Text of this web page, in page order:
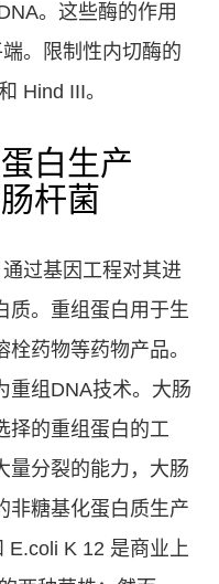
。这些酶的作用
。限制性内切酶的
Hind III。
白生产
杆菌
过基因工程对其进
质。重组蛋白用于生
药物等药物产品。
重组DNA技术。大肠
择的重组蛋白的工
量分裂的能力，大肠
非糖基化蛋白质生产
E.coli K 12 是商业上